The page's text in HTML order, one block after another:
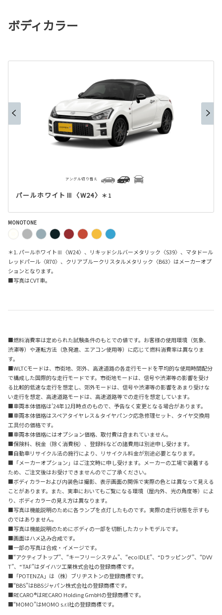
ボディカラー
パールホワイトⅢ〈W24〉 ＊1
アングル切り替え
MONOTONE
＊1. パールホワイトⅢ〈W24〉、リキッドシルバーメタリック〈S39〉、マタドール
レッドパール〈R70〉、クリアブルークリスタルメタリック〈B63〉はメーカーオプ
ションとなります。
■写真はCVT車。
■燃料消費率は定められた試験条件のもとでの値です。お客様の使用環境（気象、
渋滞等）や運転方法（急発進、エアコン使用等）に応じて燃料消費率は異なりま
す。
■WLTCモードは、市街地、郊外、高速道路の各走行モードを平均的な使用時間配分
で構成した国際的な走行モードです。市街地モードは、信号や渋滞等の影響を受け
る比較的低速な走行を想定し、郊外モードは、信号や渋滞等の影響をあまり受けな
い走行を想定、高速道路モードは、高速道路等での走行を想定しています。
■車両本体価格は'24年12月時点のもので、予告なく変更となる場合があります。
■車両本体価格はスペアタイヤレス＆タイヤパンク応急修理セット、タイヤ交換用
工具付の価格です。
■車両本体価格にはオプション価格、取付費は含まれていません。
■保険料、税金（除く消費税）、登録料などの諸費用は別途申し受けます。
■自動車リサイクル法の施行により、リサイクル料金が別途必要となります。
■「メーカーオプション」はご注文時に申し受けます。メーカーの工場で装着する
ため、ご注文後はお受けできませんのでご了承ください。
■ボディカラーおよび内装色は撮影、表示画面の関係で実際の色とは異なって見える
ことがあります。また、実車においてもご覧になる環境（屋内外、光の角度等）によ
り、ボディカラーの見え方は異なります。
■写真は機能説明のために各ランプを点灯したものです。実際の走行状態を示すも
のではありません。
■写真は機能説明のためにボディの一部を切断したカットモデルです。
■画面はハメ込み合成です。
■一部の写真は合成・イメージです。
■“アクティブトップ”、“キーフリーシステム”、“eco IDLE”、“Dラッピング”、“DVV
T”、“TAF”はダイハツ工業株式会社の登録商標です。
■「POTENZA」は（株）ブリヂストンの登録商標です。
■“BBS”はBBSジャパン株式会社の登録商標です。
■RECARO®はRECARO Holding GmbHの登録商標です。
■“MOMO”はMOMO s.r.l社の登録商標です。